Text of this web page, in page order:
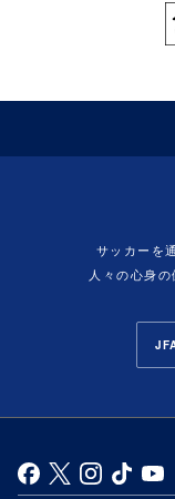
（ページの先頭へ）
サッカーを
人々の心身